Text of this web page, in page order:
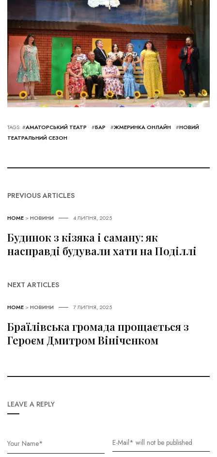
TAGS: #АМАТОРСЬКИЙ ТЕАТР #БАР #ЖМЕРИНКА ОНЛАЙН #НОВИЙ
ТЕАТРАЛЬНИЙ СЕЗОН
PREVIOUS ARTICLES
HOME >НОВИНИ 4 ЛИПНЯ, 2025
Будинок з кізяка і саману: як
насправді будували хати на Поділлі
NEXT ARTICLES
HOME >НОВИНИ 7 ЛИПНЯ, 2025
Браїлівська громада прощається з
Героєм Дмитром Вініченком
LEAVE A REPLY